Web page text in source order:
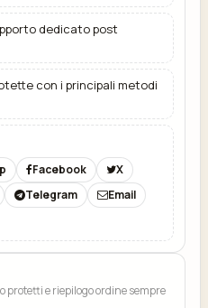
dedicato post
con i principali metodi
Facebook
X
Telegram
Email
protetti e riepilogo ordine sempre